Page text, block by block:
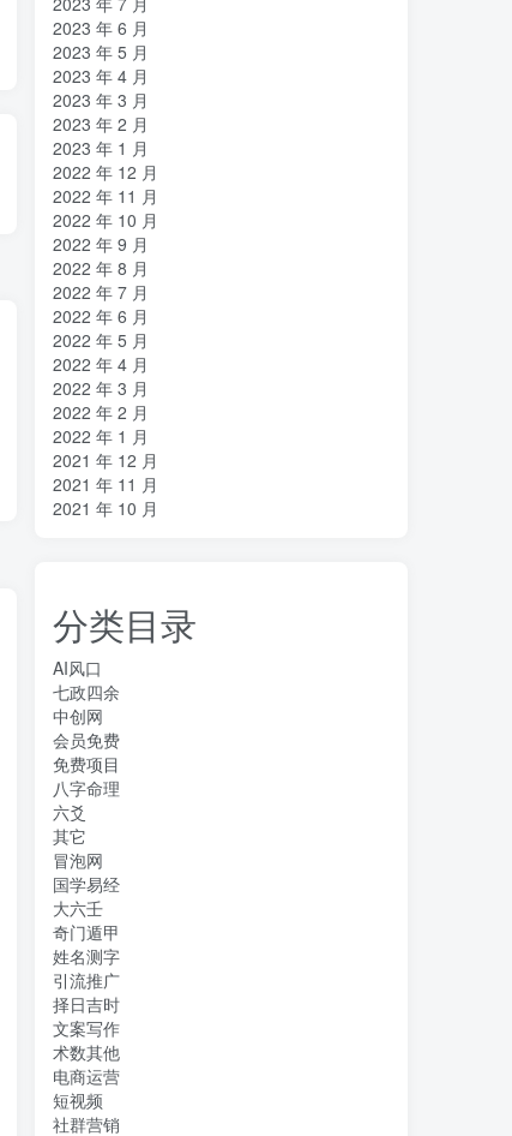
（11394期）2024视频号直播教程：视频号如何赚钱详细教学，一场直播30w营业额（37节）
零基础好物分享+抖小店+千川投流课：轻松快速起号，快速学会抖音投流
2023 年 6 月
2023 年 5 月
2023 年 4 月
2023 年 3 月
2023 年 2 月
2023 年 1 月
2022 年 12 月
2022 年 11 月
2022 年 10 月
2022 年 9 月
2022 年 8 月
2022 年 7 月
2022 年 6 月
2022 年 5 月
2022 年 4 月
2022 年 3 月
2022 年 2 月
2022 年 1 月
2021 年 12 月
2021 年 11 月
2021 年 10 月
分类目录
AI风口
七政四余
中创网
会员免费
免费项目
八字命理
六爻
其它
冒泡网
国学易经
大六壬
奇门遁甲
姓名测字
引流推广
择日吉时
文案写作
术数其他
电商运营
短视频
社群营销